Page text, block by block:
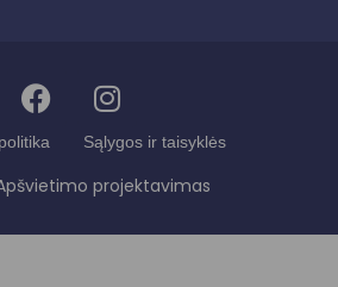
Sąlygos ir taisyklės
projektavimas